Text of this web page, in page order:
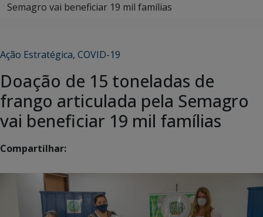
Semagro vai beneficiar 19 mil famílias
Ação Estratégica, COVID-19
Doação de 15 toneladas de
frango articulada pela Semagro
vai beneficiar 19 mil famílias
Compartilhar: